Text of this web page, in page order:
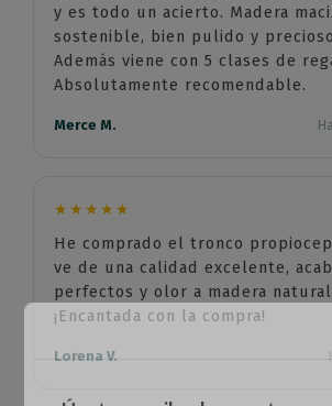
y es todo un acierto. Madera
sostenible, bien pulido y
Además viene con 5 clases de
Absolutamente recomendable.
Merce M.
★★★★★
He comprado el tronco
ve de una calidad excelente,
perfectos y olor a madera
¡Encantada con la compra!
Lorena V.